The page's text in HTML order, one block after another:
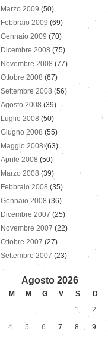
Marzo 2009 (50)
Febbraio 2009 (69)
Gennaio 2009 (70)
Dicembre 2008 (75)
Novembre 2008 (77)
Ottobre 2008 (67)
Settembre 2008 (56)
Agosto 2008 (39)
Luglio 2008 (50)
Giugno 2008 (55)
Maggio 2008(63)
Aprile 2008 (50)
Marzo 2008 (39)
Febbraio 2008 (35)
Gennaio 2008 (36)
Dicembre 2007 (25)
Novembre 2007 (22)
Ottobre 2007 (27)
Settembre 2007 (23)
Agosto 2026
M M G V S
D
1
2
4 5 6 7 8 9